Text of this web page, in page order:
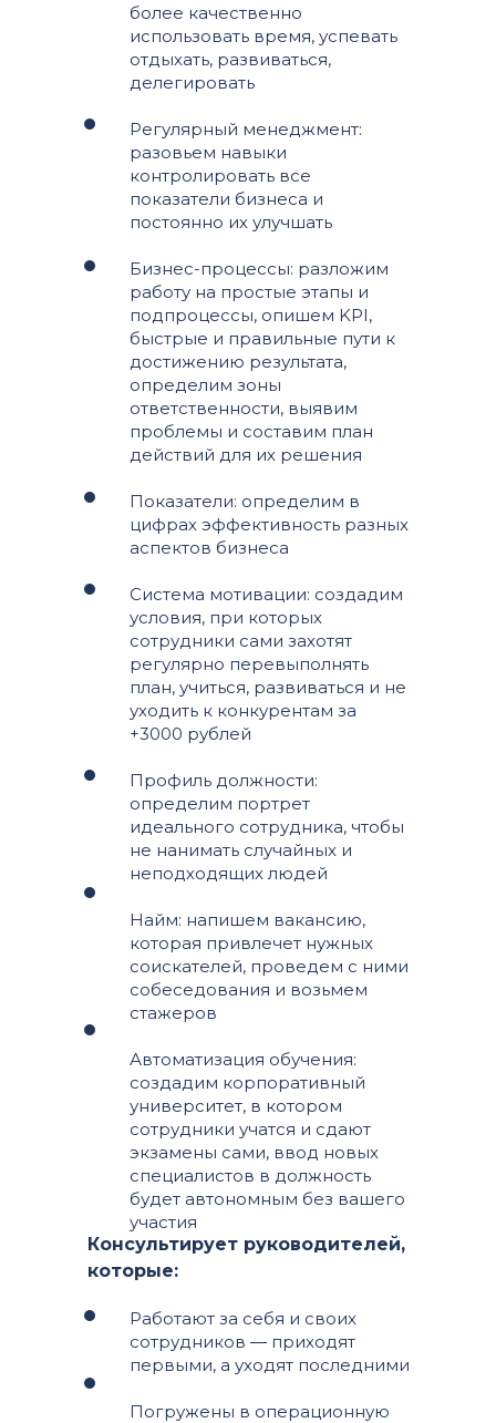
более качественно
использовать время, успевать
отдыхать, развиваться,
делегировать
Регулярный менеджмент:
разовьем навыки
контролировать все
показатели бизнеса и
постоянно их улучшать
Бизнес-процессы: разложим
работу на простые этапы и
подпроцессы, опишем KPI,
быстрые и правильные пути к
достижению результата,
определим зоны
ответственности, выявим
проблемы и составим план
действий для их решения
Показатели: определим в
цифрах эффективность разных
аспектов бизнеса
Система мотивации: создадим
условия, при которых
сотрудники сами захотят
регулярно перевыполнять
план, учиться, развиваться и не
уходить к конкурентам за
+3000 рублей
Профиль должности:
определим портрет
идеального сотрудника, чтобы
не нанимать случайных и
неподходящих людей
Найм: напишем вакансию,
которая привлечет нужных
соискателей, проведем с ними
собеседования и возьмем
стажеров
Автоматизация обучения:
создадим корпоративный
университет, в котором
сотрудники учатся и сдают
экзамены сами, ввод новых
специалистов в должность
будет автономным без вашего
участия
Консультирует руководителей,
которые:
Работают за себя и своих
сотрудников ― приходят
первыми, а уходят последними
Погружены в операционную